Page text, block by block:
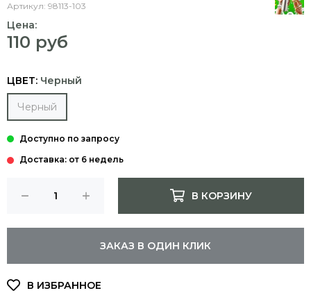
Артикул: 98113-103
Цена:
110 руб
ЦВЕТ: Черный
Черный
Доставка: от 6 недель
В КОРЗИНУ
ЗАКАЗ В ОДИН КЛИК